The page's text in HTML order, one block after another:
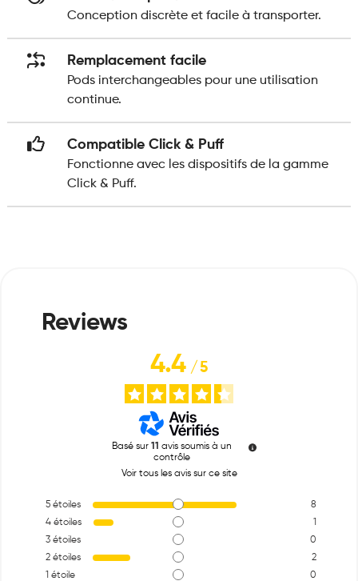
Conception discrète et facile à transporter.
Remplacement facile
Pods interchangeables pour une utilisation
continue.
Compatible Click & Puff
Fonctionne avec les dispositifs de la gamme
Click & Puff.
4.4/5
Basé sur 11 avis soumis à un
contrôle
Voir tous les avis sur ce site
5 étoiles
8
4 étoiles
1
3 étoiles
0
2 étoiles
2
1 étoile 0